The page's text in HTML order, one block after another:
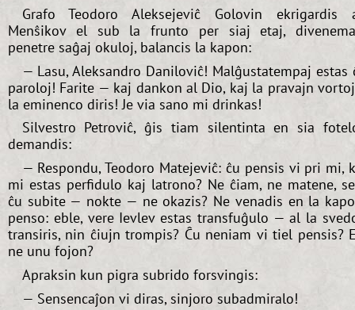
Grafo Teodoro Aleksejeviĉ Golovin ekrigardis
Menŝikov el sub la frunto per siaj etaj,
penetre saĝaj okuloj, balancis la kapon:
— Lasu, Aleksandro Daniloviĉ! Malĝustatempaj estas
paroloj! Farite — kaj dankon al Dio, kaj la pravajn
la eminenco diris! Je via sano mi drinkas!
Silvestro Petroviĉ, ĝis tiam silentinta en sia
demandis:
— Respondu, Teodoro Matejeviĉ: ĉu pensis vi pri mi,
mi estas perfidulo kaj latrono? Ne ĉiam, ne matene,
ĉu subite — nokte — ne okazis? Ne venadis en la
penso: eble, vere Ievlev estas transfuĝulo — al la
transiris, nin ĉiujn trompis? Ĉu neniam vi tiel pensis?
ne unu fojon?
Apraksin kun pigra subrido forsvingis:
— Sensencaĵon vi diras, sinjoro subadmiralo!